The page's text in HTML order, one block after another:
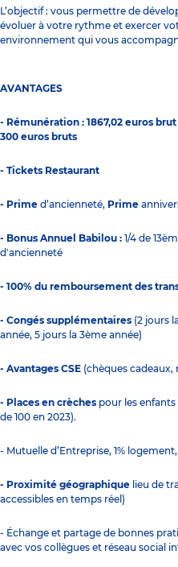
L’objectif : vous permettre de
évoluer à votre rythme et exercer
environnement qui vous
AVANTAGES
- Rémunération : 1867,02 euros
300 euros bruts
- Tickets Restaurant
- Prime d’ancienneté, Prime
- Bonus Annuel Babilou : 1/4 de
d'ancienneté
- 100% du remboursement des
- Congés supplémentaires (2 jours
année, 5 jours la 3ème année)
- Avantages CSE (chèques cadeaux,
- Places en crèches pour les
de 100 en 2023).
- Mutuelle d’Entreprise, 1%
- Proximité géographique lieu de
accessibles en temps réel)
- Échange et partage de bonnes
avec vos collègues et réseau social